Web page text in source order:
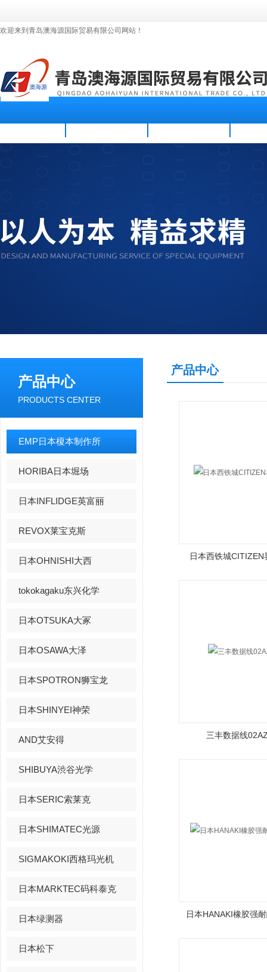
欢迎来到青岛澳海源国际贸易有限公司网站！
产品中心
PRODUCTS CENTER
EMP日本榎本制作所
HORIBA日本堀场
日本INFLIDGE英富丽
REVOX莱宝克斯
日本OHNISHI大西
tokokagaku东兴化学
日本OTSUKA大冢
日本OSAWA大泽
日本SPOTRON狮宝龙
日本SHINYEI神荣
AND艾安得
SHIBUYA渋谷光学
日本SERIC索莱克
日本SHIMATEC光源
SIGMAKOKI西格玛光机
日本MARKTEC码科泰克
日本绿测器
日本松下
产品中心
日本西铁城CITIZEN
三丰数据线
日本HANAKI橡胶强